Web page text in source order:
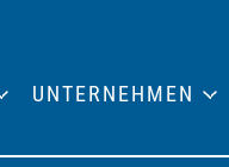
UNTERNEHMEN